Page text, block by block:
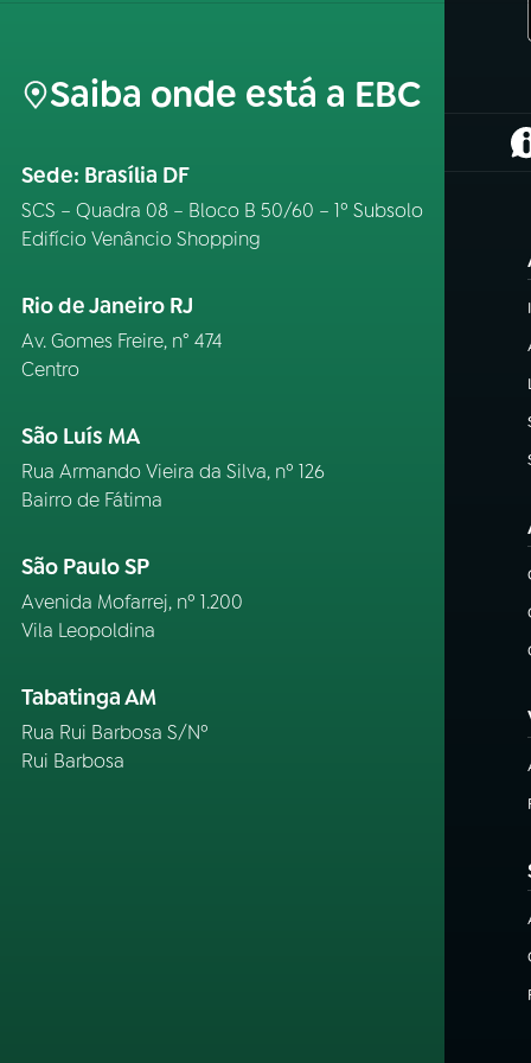
Saiba onde está a EBC
Sede: Brasília DF
SCS – Quadra 08 – Bloco B 50/60 – 1º Subsolo
Edifício Venâncio Shopping
Rio de Janeiro RJ
Av. Gomes Freire, n° 474
Centro
São Luís MA
Rua Armando Vieira da Silva, nº 126
Bairro de Fátima
São Paulo SP
Avenida Mofarrej, nº 1.200
Vila Leopoldina
Tabatinga AM
Rua Rui Barbosa S/Nº
Rui Barbosa